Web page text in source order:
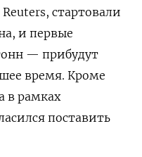
стартовали
и первые
— прибудут
время. Кроме
в рамках
поставить